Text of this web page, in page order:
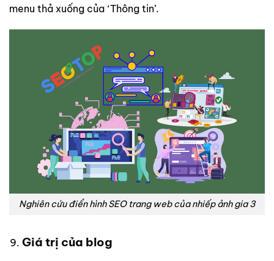
menu thả xuống của ‘Thông tin’.
Nghiên cứu điển hình SEO trang web của nhiếp ảnh gia 3
Giá trị của blog